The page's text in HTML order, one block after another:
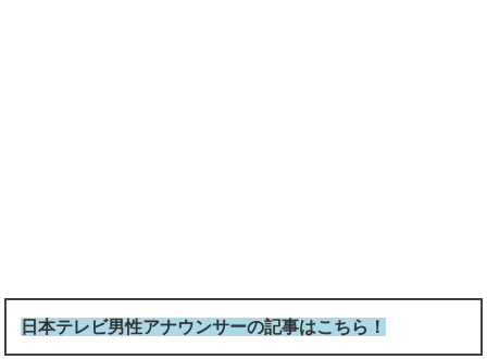
日本テレビ男性アナウンサーの記事はこちら！